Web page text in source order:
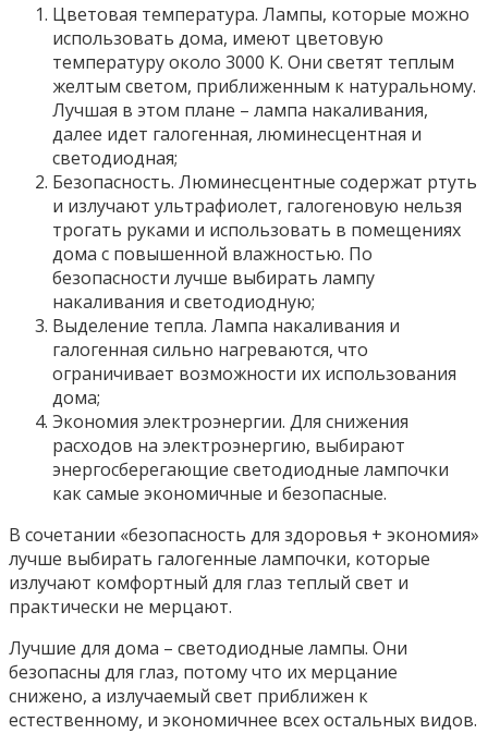
Цветовая температура. Лампы, которые можно
использовать дома, имеют цветовую
температуру около 3000 К. Они светят теплым
желтым светом, приближенным к натуральному.
Лучшая в этом плане – лампа накаливания,
далее идет галогенная, люминесцентная и
светодиодная;
Безопасность. Люминесцентные содержат ртуть
и излучают ультрафиолет, галогеновую нельзя
трогать руками и использовать в помещениях
дома с повышенной влажностью. По
безопасности лучше выбирать лампу
накаливания и светодиодную;
Выделение тепла. Лампа накаливания и
галогенная сильно нагреваются, что
ограничивает возможности их использования
дома;
Экономия электроэнергии. Для снижения
расходов на электроэнергию, выбирают
энергосберегающие светодиодные лампочки
как самые экономичные и безопасные.
В сочетании «безопасность для здоровья + экономия»
лучше выбирать галогенные лампочки, которые
излучают комфортный для глаз теплый свет и
практически не мерцают.
Лучшие для дома – светодиодные лампы. Они
безопасны для глаз, потому что их мерцание
снижено, а излучаемый свет приближен к
естественному, и экономичнее всех остальных видов.